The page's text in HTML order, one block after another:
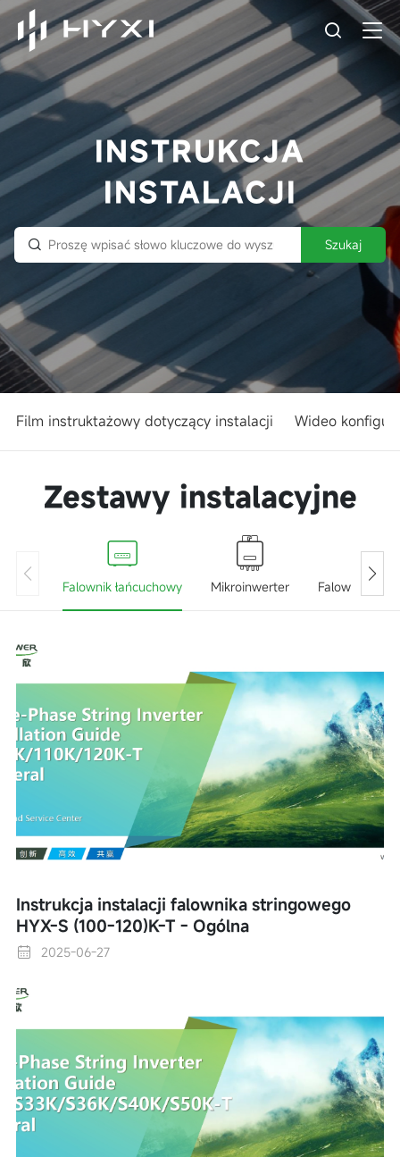
INSTRUKCJA
INSTALACJI
Szukaj
Film instruktażowy dotyczący instalacji Wideo
Zestawy instalacyjne
Falownik łańcuchowy Mikroinwerter Falownik
Instrukcja instalacji falownika stringowego
HYX-S (100-120)K-T - Ogólna
2025-06-27